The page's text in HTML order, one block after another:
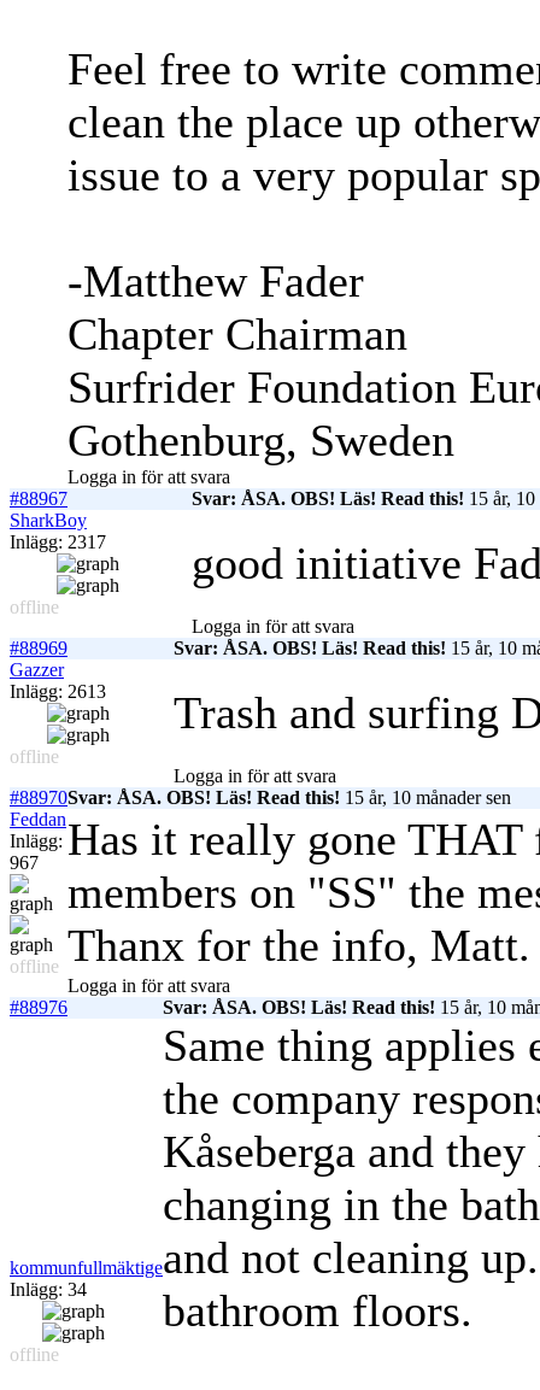
Feel free to write
clean the place up
issue to a very popular
-Matthew Fader
Chapter Chairman
Surfrider Foundation
Gothenburg, Sweden
Logga in för att svara
#88967
Svar: ÅSA. OBS! Läs! Read this! 15 år, 10
SharkBoy
Inlägg: 2317
offline
good initiative
Logga in för att svara
#88969
Svar: ÅSA. OBS! Läs! Read this! 15 år, 10
Gazzer
Inlägg: 2613
offline
Trash and surfing
Logga in för att svara
#88970Svar: ÅSA. OBS! Läs! Read this! 15 år, 10 månader sen
Feddan
Inlägg:
967
offline
Has it really gone THAT
members on "SS" the
Thanx for the info, Matt.
Logga in för att svara
#88976
Svar: ÅSA. OBS! Läs! Read this! 15 år, 10
kommunfullmäktige
Inlägg: 34
offline
Same thing
the company
Kåseberga and
changing in the
and not cleaning
bathroom floors.